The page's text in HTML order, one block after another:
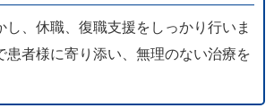
し、休職、復職支援をしっかり行いま
患者様に寄り添い、無理のない治療を